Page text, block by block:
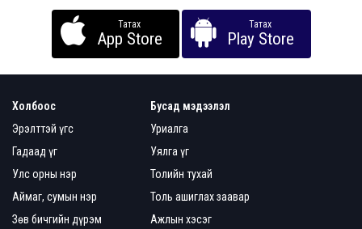
Татах
App Store
Татах
Play Store
Холбоос
Эрэлттэй үгс
Гадаад үг
Улс орны нэр
Аймаг, сумын нэр
Зөв бичгийн дүрэм
Бусад мэдээлэл
Уриалга
Уялга үг
Толийн тухай
Толь ашиглах заавар
Ажлын хэсэг